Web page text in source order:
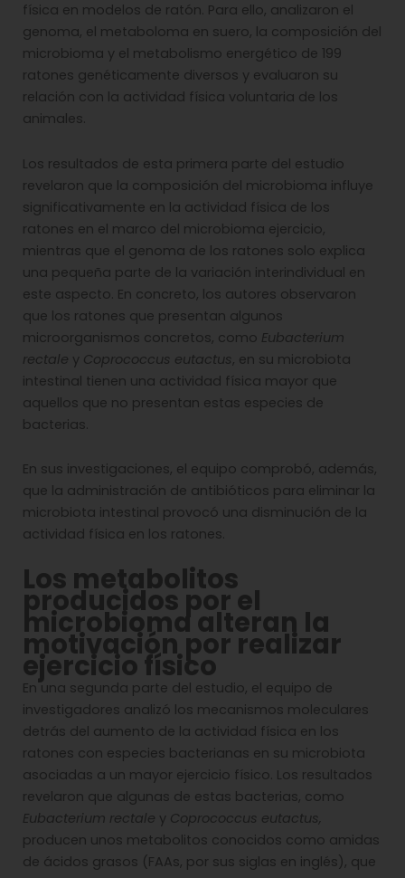
física en modelos de ratón. Para ello, analizaron el
genoma, el metaboloma en suero, la composición del
microbioma y el metabolismo energético de 199
ratones genéticamente diversos y evaluaron su
relación con la actividad física voluntaria de los
animales.
Los resultados de esta primera parte del estudio
revelaron que la composición del microbioma influye
significativamente en la actividad física de los
ratones en el marco del microbioma ejercicio,
mientras que el genoma de los ratones solo explica
una pequeña parte de la variación interindividual en
este aspecto. En concreto, los autores observaron
que los ratones que presentan algunos
microorganismos concretos, como Eubacterium
rectale y Coprococcus eutactus, en su microbiota
intestinal tienen una actividad física mayor que
aquellos que no presentan estas especies de
bacterias.
En sus investigaciones, el equipo comprobó, además,
que la administración de antibióticos para eliminar la
microbiota intestinal provocó una disminución de la
actividad física en los ratones.
Los metabolitos
producidos por el
microbioma alteran la
motivación por realizar
ejercicio físico
En una segunda parte del estudio, el equipo de
investigadores analizó los mecanismos moleculares
detrás del aumento de la actividad física en los
ratones con especies bacterianas en su microbiota
asociadas a un mayor ejercicio físico. Los resultados
revelaron que algunas de estas bacterias, como
Eubacterium rectale y Coprococcus eutactus,
producen unos metabolitos conocidos como amidas
de ácidos grasos (FAAs, por sus siglas en inglés), que